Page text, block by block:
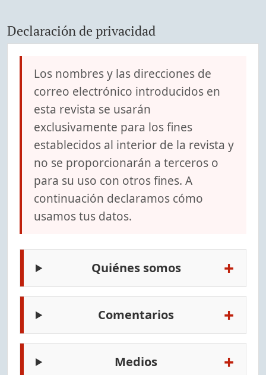
Declaración de privacidad
Los nombres y las direcciones de
correo electrónico introducidos en
esta revista se usarán
exclusivamente para los fines
establecidos al interior de la revista y
no se proporcionarán a terceros o
para su uso con otros fines. A
continuación declaramos cómo
usamos tus datos.
Quiénes somos +
Comentarios +
Medios +